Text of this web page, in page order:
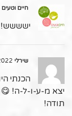
חיים וטעים
ישששש!
שירלי
הכנתי
יצא מ-ע-ו-ל-ה! 😋
תודה!